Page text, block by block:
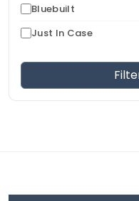
Bluebuilt
Just In Case